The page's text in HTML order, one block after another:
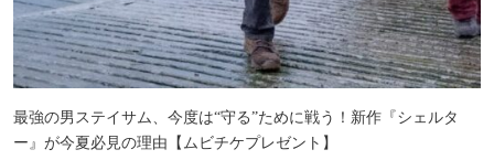
最強の男ステイサム、今度は“守る”ために戦う！新作『シェルタ
ー』が今夏必見の理由【ムビチケプレゼント】